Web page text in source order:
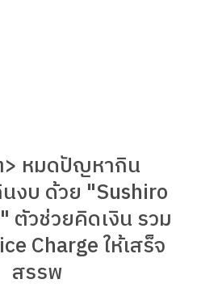
> หมดปัญหากิน
งบ ด้วย "Sushiro
ตัวช่วยคิดเงิน รวม
Charge ให้เสร็จ
สรรพ